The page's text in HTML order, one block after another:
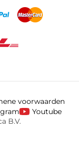
voorwaarden
Youtube
B.V.